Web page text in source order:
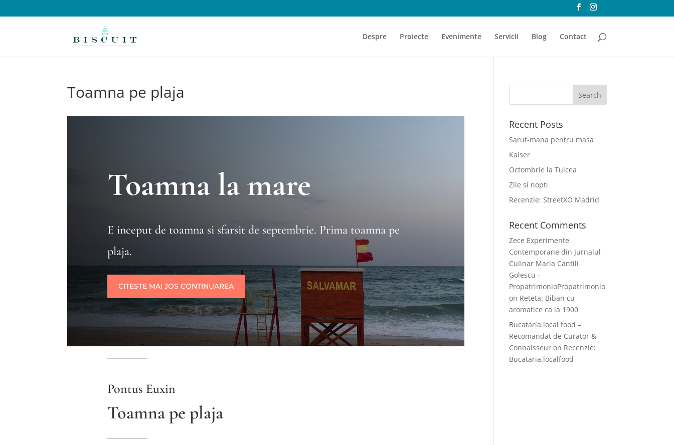
Despre Proiecte Evenimente Servicii Blog Contact
Toamna pe plaja
Toamna la mare
E inceput de toamna si sfarsit de septembrie. Prima toamna pe
plaja.
CITESTE MAI JOS CONTINUAREA
Pontus Euxin
Toamna pe plaja
Recent Posts
Sarut-mana pentru masa
Kaiser
Octombrie la Tulcea
Zile si nopti
Recenzie: StreetXO Madrid
Recent Comments
Zece Experimente
Contemporane din Jurnalul
Culinar Maria Cantili
Golescu -
PropatrimonioPropatrimonio
on Reteta: Biban cu
aromatice ca la 1900
Bucataria.local food –
Recomandat de Curator &
Connaisseur on Recenzie:
Bucataria.localfood